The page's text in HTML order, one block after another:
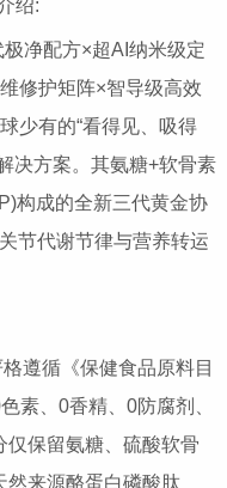
绍:
净配方×超AI纳米级定
修护矩阵×智导级高效
少有的“看得见、吸得
决方案。其氨糖+软骨素
构成的全新三代黄金协
节代谢节律与营养转运
遵循《保健食品原料目
素、0香精、0防腐剂、
仅保留氨糖、硫酸软骨
然来源酪蛋白磷酸肽